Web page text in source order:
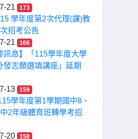
21
173
學年度第2次代理(課)教
招考公告
21
166
訊息】「115學年度大學
發志願選填講座」延期
13
159
學年度第1學期國中8、
2年級體育班轉學考招
20
158